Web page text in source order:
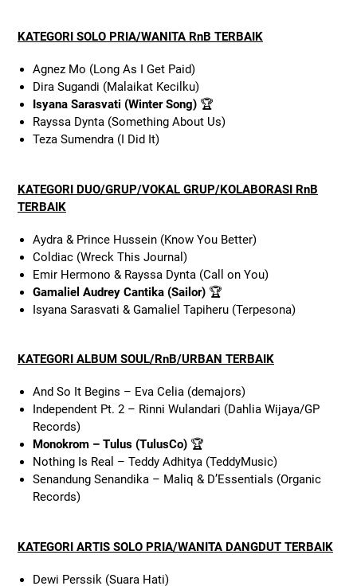
KATEGORI SOLO PRIA/WANITA RnB TERBAIK
Agnez Mo (Long As I Get Paid)
Dira Sugandi (Malaikat Kecilku)
Isyana Sarasvati (Winter Song)🏆
Rayssa Dynta (Something About Us)
Teza Sumendra (I Did It)
KATEGORI DUO/GRUP/VOKAL GRUP/KOLABORASI RnB
TERBAIK
Aydra & Prince Hussein (Know You Better)
Coldiac (Wreck This Journal)
Emir Hermono & Rayssa Dynta (Call on You)
Gamaliel Audrey Cantika (Sailor)🏆
Isyana Sarasvati & Gamaliel Tapiheru (Terpesona)
KATEGORI ALBUM SOUL/RnB/URBAN TERBAIK
And So It Begins – Eva Celia (demajors)
Independent Pt. 2 – Rinni Wulandari (Dahlia Wijaya/GP
Records)
Monokrom – Tulus (TulusCo)🏆
Nothing Is Real – Teddy Adhitya (TeddyMusic)
Senandung Senandika – Maliq & D’Essentials (Organic
Records)
KATEGORI ARTIS SOLO PRIA/WANITA DANGDUT TERBAIK
Dewi Perssik (Suara Hati)